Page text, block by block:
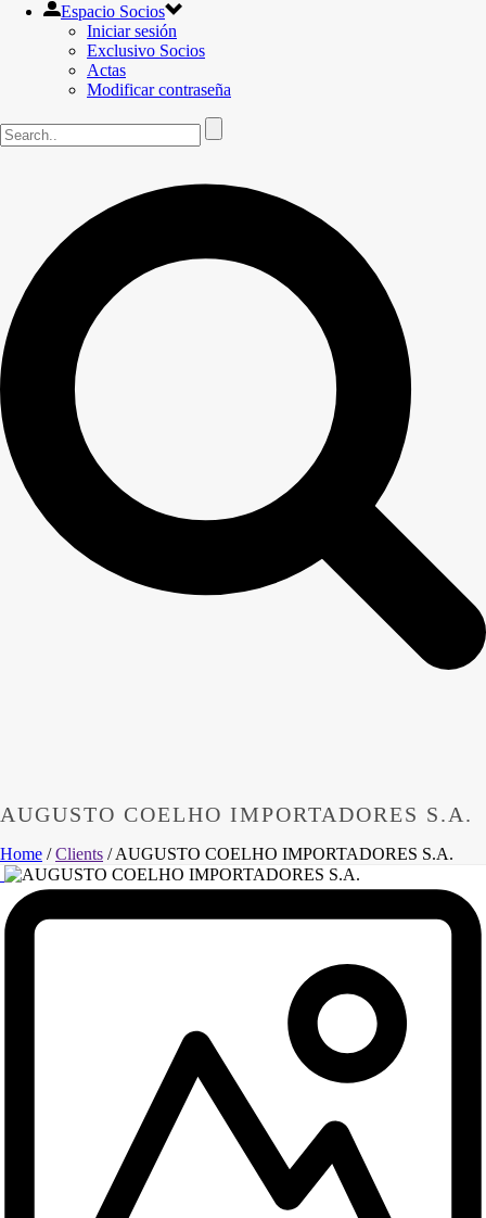
Espacio Socios
Iniciar sesión
Exclusivo Socios
Actas
Modificar contraseña
AUGUSTO COELHO IMPORTADORES S.A.
Home /Clients / AUGUSTO COELHO IMPORTADORES S.A.